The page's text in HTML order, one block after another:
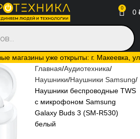
магазины уже открыты: г. Макеевка,
0 0
Главная Аудиотехника
Наушники Наушники Samsung
Наушники беспроводные TWS
с микрофоном Samsung
Galaxy Buds 3 (SM-R530)
белый